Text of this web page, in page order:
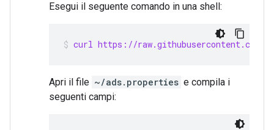
Esegui il seguente comando in una shell:
curl https://raw.githubusercontent.com/
Apri il file ~/ads.properties e compila i
seguenti campi: